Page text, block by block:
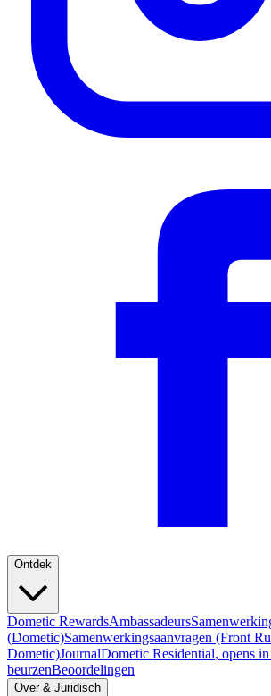
Ontdek
Dometic RewardsAmbassadeurs
(Dometic)Samenwerkingsaanvragen (Front
Dometic)JournalDometic Residential, opens
beurzenBeoordelingen
Over & Juridisch